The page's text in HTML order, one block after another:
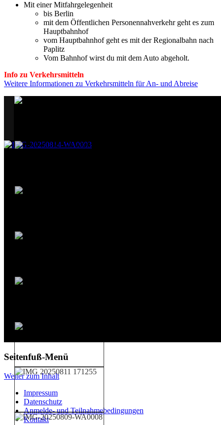
Mit einer Mitfahrgelegenheit
bis Berlin
mit dem Öffentlichen Personennahverkehr geht es zum
Hauptbahnhof
vom Hauptbahnhof geht es mit der Regionalbahn nach
Paplitz
Vom Bahnhof wirst du mit dem Auto abgeholt.
Info zu Verkehrsmitteln
Weitere Informationen zu Verkehrsmitteln für An- und Abreise
Seitenfuß-Menü
Weiter zum Inhalt
Impressum
Datenschutz
Anmelde- und Teilnahmebedingungen
Kontakt